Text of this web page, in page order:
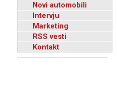
Novi automobili
Intervju
Marketing
RSS vesti
Kontakt